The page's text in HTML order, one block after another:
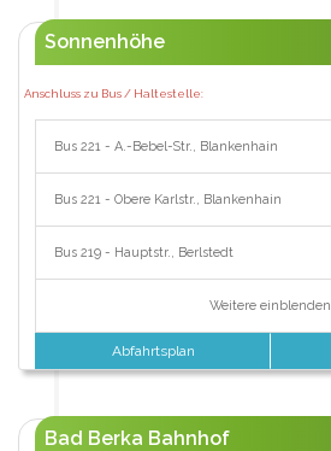
Sonnenhöhe
Anschluss zu Bus / Haltestelle:
Bus 221 - A.-Bebel-Str., Blankenhain
Bus 221 - Obere Karlstr., Blankenhain
Bus 219 - Hauptstr., Berlstedt
Weitere einblenden
Abfahrtsplan
Bad Berka Bahnhof